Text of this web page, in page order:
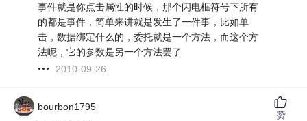
事件就是你点击属性的时候，那个闪电框符号下所有
的都是事件，简单来讲就是发生了一件事，比如单
击，数据绑定什么的，委托就是一个方法，而这个方
法呢，它的参数是另一个方法罢了
2010-09-26
bourbon1795
赞